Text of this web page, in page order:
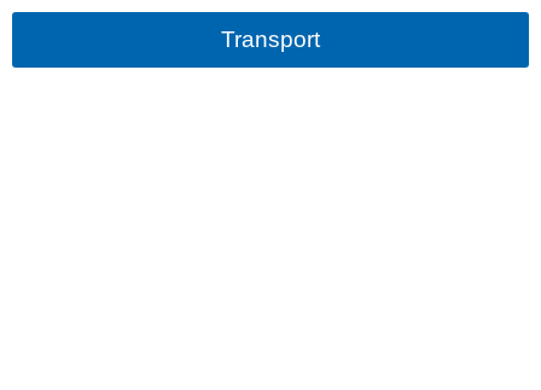
Transport